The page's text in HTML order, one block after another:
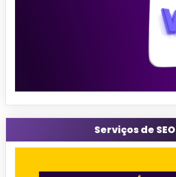
Serviços de SEO